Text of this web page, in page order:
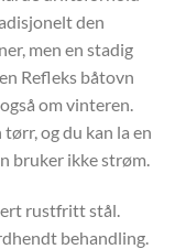
den
men en stadig
Refleks båtovn
om vinteren.
og du kan la en
bruker ikke strøm.
rustfritt stål.
behandling.